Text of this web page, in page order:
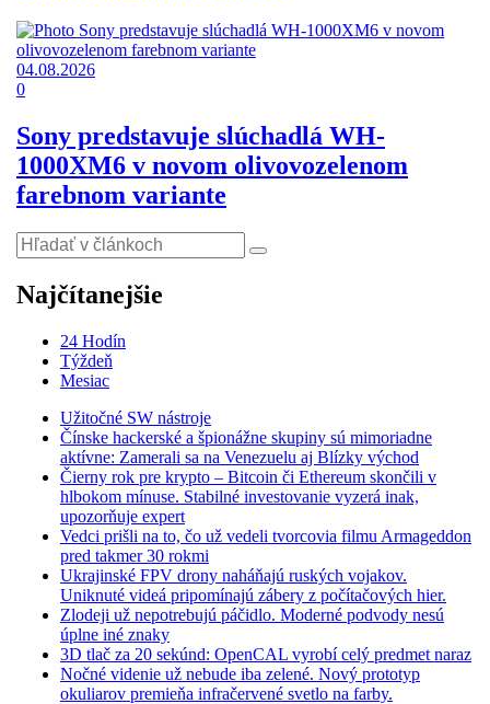
04.08.2026
0
Sony predstavuje slúchadlá WH-
1000XM6 v novom olivovozelenom
farebnom variante
Najčítanejšie
24 Hodín
Týždeň
Mesiac
Užitočné SW nástroje
Čínske hackerské a špionážne skupiny sú mimoriadne
aktívne: Zamerali sa na Venezuelu aj Blízky východ
Čierny rok pre krypto – Bitcoin či Ethereum skončili v
hlbokom mínuse. Stabilné investovanie vyzerá inak,
upozorňuje expert
Vedci prišli na to, čo už vedeli tvorcovia filmu Armageddon
pred takmer 30 rokmi
Ukrajinské FPV drony naháňajú ruských vojakov.
Uniknuté videá pripomínajú zábery z počítačových hier.
Zlodeji už nepotrebujú páčidlo. Moderné podvody nesú
úplne iné znaky
3D tlač za 20 sekúnd: OpenCAL vyrobí celý predmet naraz
Nočné videnie už nebude iba zelené. Nový prototyp
okuliarov premieňa infračervené svetlo na farby.